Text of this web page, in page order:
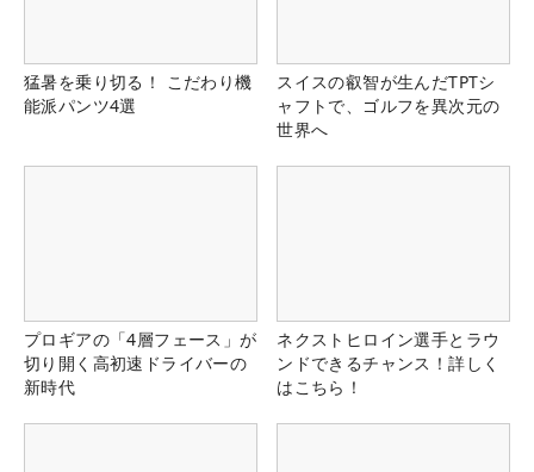
猛暑を乗り切る！ こだわり機
能派パンツ4選
スイスの叡智が生んだTPTシ
ャフトで、ゴルフを異次元の
世界へ
プロギアの「4層フェース」が
切り開く高初速ドライバーの
新時代
ネクストヒロイン選手とラウ
ンドできるチャンス！詳しく
はこちら！